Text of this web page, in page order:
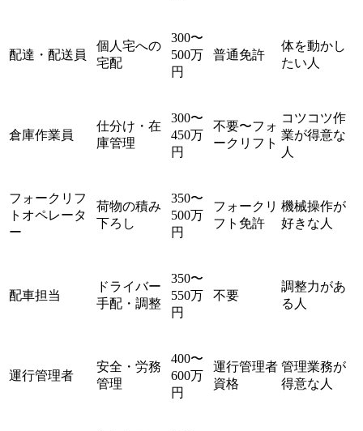
配達・配送員
個人宅への
宅配
300〜
500万
円
普通免許
体を動かし
たい人
倉庫作業員
仕分け・在
庫管理
300〜
450万
円
不要〜フォ
ークリフト
コツコツ作
業が得意な
人
フォークリフ
トオペレータ
ー
荷物の積み
下ろし
350〜
500万
円
フォークリ
フト免許
機械操作が
好きな人
配車担当
ドライバー
手配・調整
350〜
550万
円
不要
調整力があ
る人
運行管理者
安全・労務
管理
400〜
600万
円
運行管理者
資格
管理業務が
得意な人